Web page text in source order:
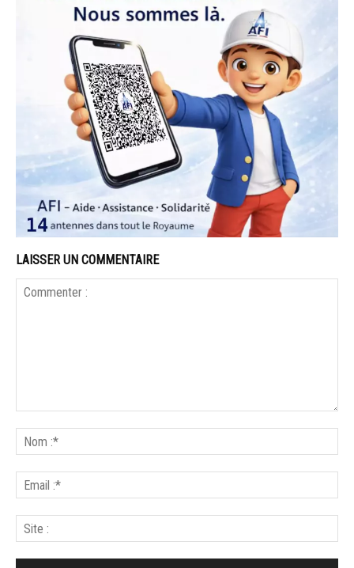
LAISSER UN COMMENTAIRE